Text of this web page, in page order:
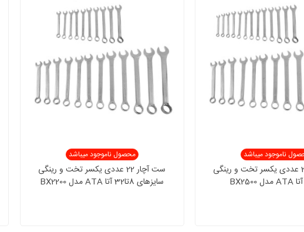
ناموجود میباشد
ست آچار 25 عددی یکسر تخت و رینگی
محصول ناموجود میباشد
ست آچار 22 عددی یکسر تخت و رینگی
سایزهای 8تا32 آتا ATA مدل BX2200